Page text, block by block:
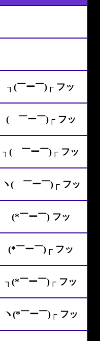
┐(￣ー￣)┌ フッ
( ￣ー￣)┌ フッ
┐( ￣ー￣)┌ フッ
ヽ( ￣ー￣)┌ フッ
(*￣ー￣) フッ
(*￣ー￣)┌ フッ
┐(*￣ー￣)┌ フッ
ヽ(*￣ー￣)┌ フッ